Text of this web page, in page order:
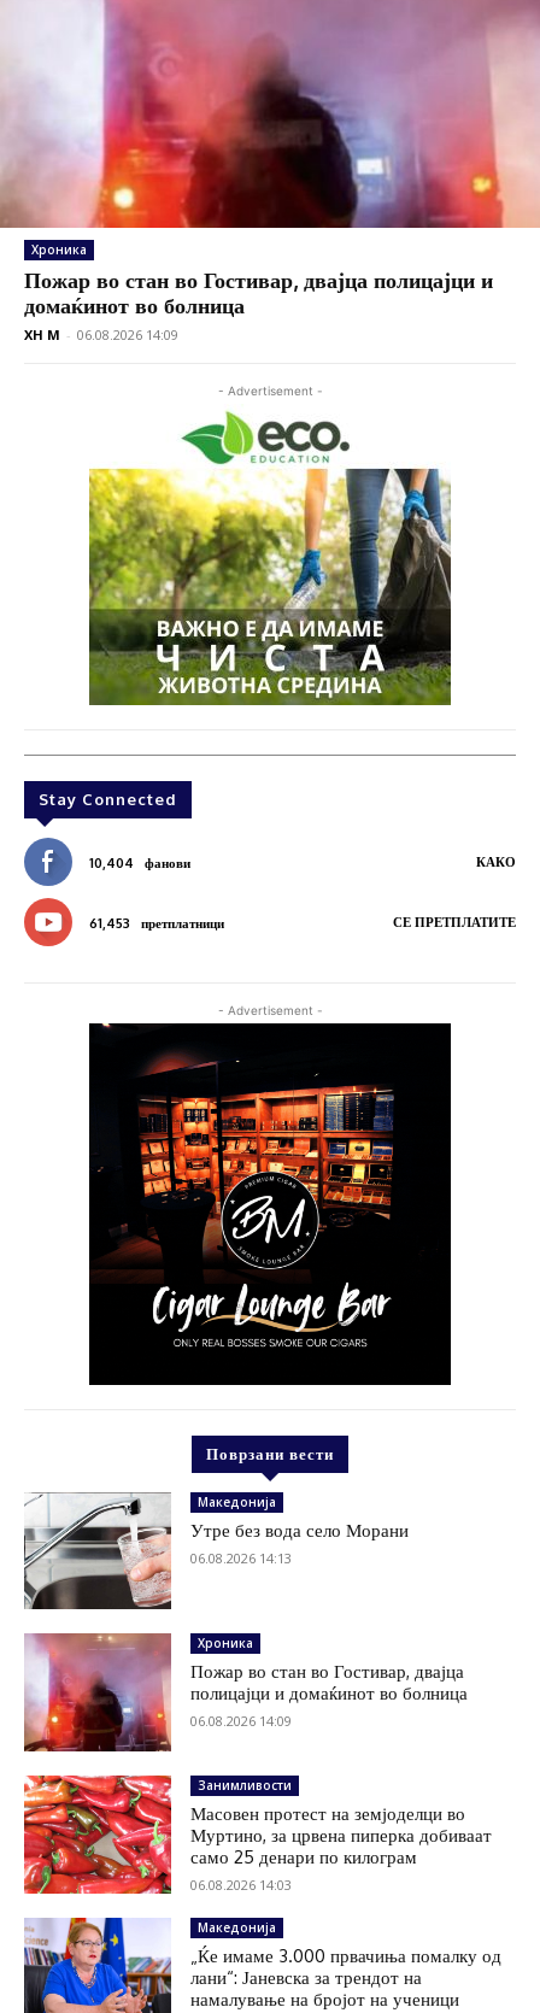
Хроника
Пожар во стан во Гостивар, двајца полицајци и
домаќинот во болница
XH M - 06.08.2026 14:09
- Advertisement -
Stay Connected
10,404 фанови КАКО
61,453 претплатници СЕ ПРЕТПЛАТИТЕ
- Advertisement -
Поврзани вести
Македонија
Утре без вода село Морани
06.08.2026 14:13
Хроника
Пожар во стан во Гостивар, двајца
полицајци и домаќинот во болница
06.08.2026 14:09
Занимливости
Масовен протест на земјоделци во
Муртино, за црвена пиперка добиваат
само 25 денари по килограм
06.08.2026 14:03
Македонија
„Ќе имаме 3.000 првачиња помалку од
лани“: Јаневска за трендот на
намалување на бројот на ученици